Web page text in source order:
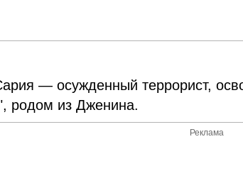
— осужденный террорист,
родом из Дженина.
Реклама